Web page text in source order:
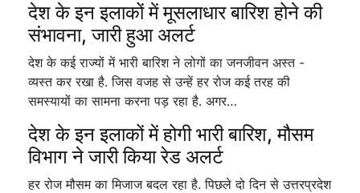
देश के इन इलाकों में मूसलाधार बारिश होने की
संभावना, जारी हुआ अलर्ट
देश के कई राज्यों में भारी बारिश ने लोगों का जनजीवन अस्त -
व्यस्त कर रखा है. जिस वजह से उन्हें हर रोज कई तरह की
समस्यायों का सामना करना पड़ रहा है. अगर…
देश के इन इलाकों में होगी भारी बारिश, मौसम
विभाग ने जारी किया रेड अलर्ट
हर रोज मौसम का मिजाज बदल रहा है. पिछले दो दिन से उत्तरप्रदेश